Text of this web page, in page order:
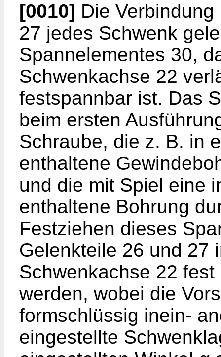
[0010] Die
27 jedes Schwenk
Spannelementes 30,
Schwenkachse 22
festspannbar ist. Das
beim ersten
Schraube, die z. B. in
enthaltene
und die mit Spiel eine
enthaltene Bohrung
Festziehen dieses
Gelenkteile 26 und 27
Schwenkachse 22
werden, wobei die
formschlüssig inein-
eingestellte